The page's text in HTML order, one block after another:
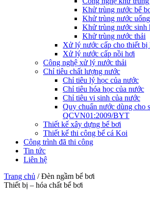
Khử trùng nước bể
Khử trùng nước uống
Khử trùng nước sinh
Khử trùng nước thải
Xử lý nước cấp cho thiết bị
Xử lý nước cấp nồi hơi
Công nghệ xử lý nước thải
Chỉ tiêu chất lượng nước
Chỉ tiêu lý học của nước
Chỉ tiêu hóa học của nước
Chỉ tiêu vi sinh của nước
Quy chuẩn nước dùng cho
QCVN01:2009/BYT
Thiết kế xây dựng bể bơi
Thiết kế thi công bể cá Koi
Công trình đã thi công
Tin tức
Liên hệ
Trang chủ /Đèn ngầm bể bơi
Thiết bị – hóa chất bể bơi